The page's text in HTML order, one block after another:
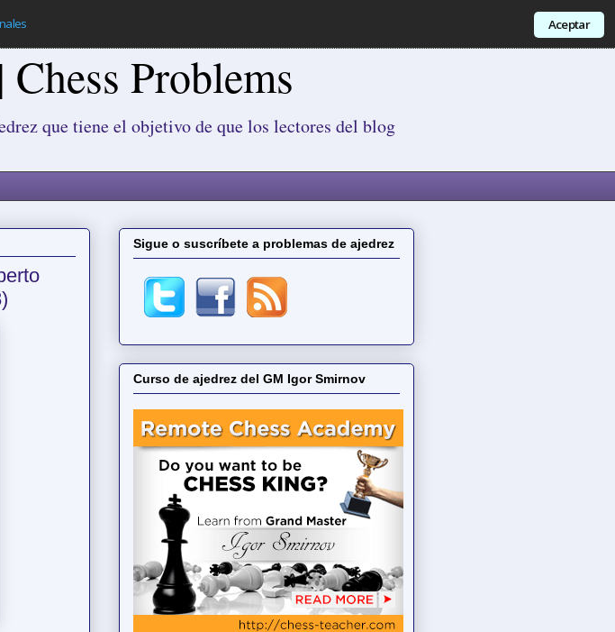
Aceptar
Problems
que tiene el objetivo de que los lectores del blog
Sigue o suscríbete a problemas de ajedrez
Curso de ajedrez del GM Igor Smirnov